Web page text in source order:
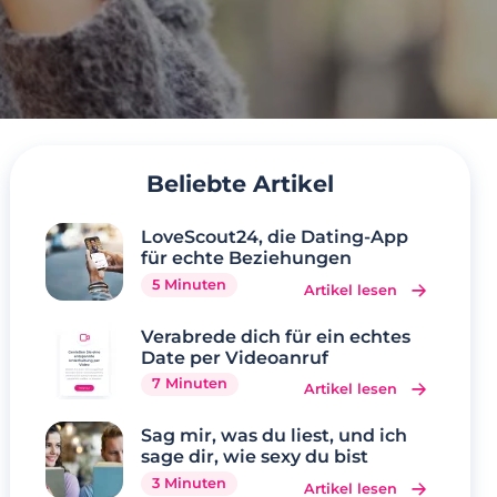
Beliebte Artikel
LoveScout24, die Dating-App
für echte Beziehungen
5 Minuten Artikel lesen
Verabrede dich für ein echtes
Date per Videoanruf
7 Minuten Artikel lesen
Sag mir, was du liest, und ich
sage dir, wie sexy du bist
3 Minuten Artikel lesen